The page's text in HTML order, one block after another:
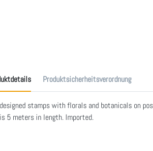
Produktsicherheitsverordnung
stamps with florals and botanicals on
5 meters in length. Imported.